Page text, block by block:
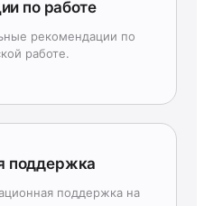
по работе
рекомендации по
работе.
поддержка
поддержка на